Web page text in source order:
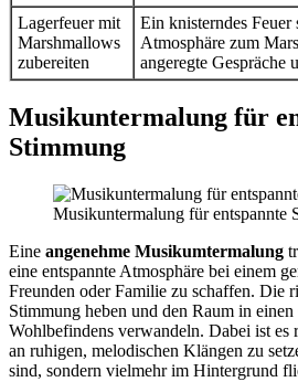
Lagerfeuer mit
Marshmallows
zubereiten
Ein knisterndes
Atmosphäre zum
angeregte Gespräche
Musikuntermalung für
Stimmung
Musikuntermalung für entspannte
Eine angenehme Musikumtermalung
eine entspannte Atmosphäre bei einem
Freunden oder Familie zu schaffen. Die
Stimmung heben und den Raum in
Wohlbefindens verwandeln. Dabei ist es
an ruhigen, melodischen Klängen zu
sind, sondern vielmehr im Hintergrund